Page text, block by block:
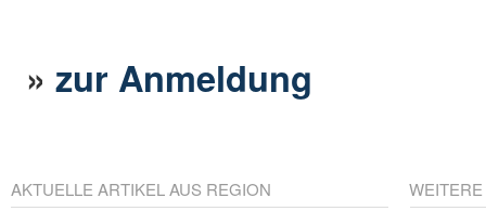
»zur Anmeldung
AKTUELLE ARTIKEL AUS REGION